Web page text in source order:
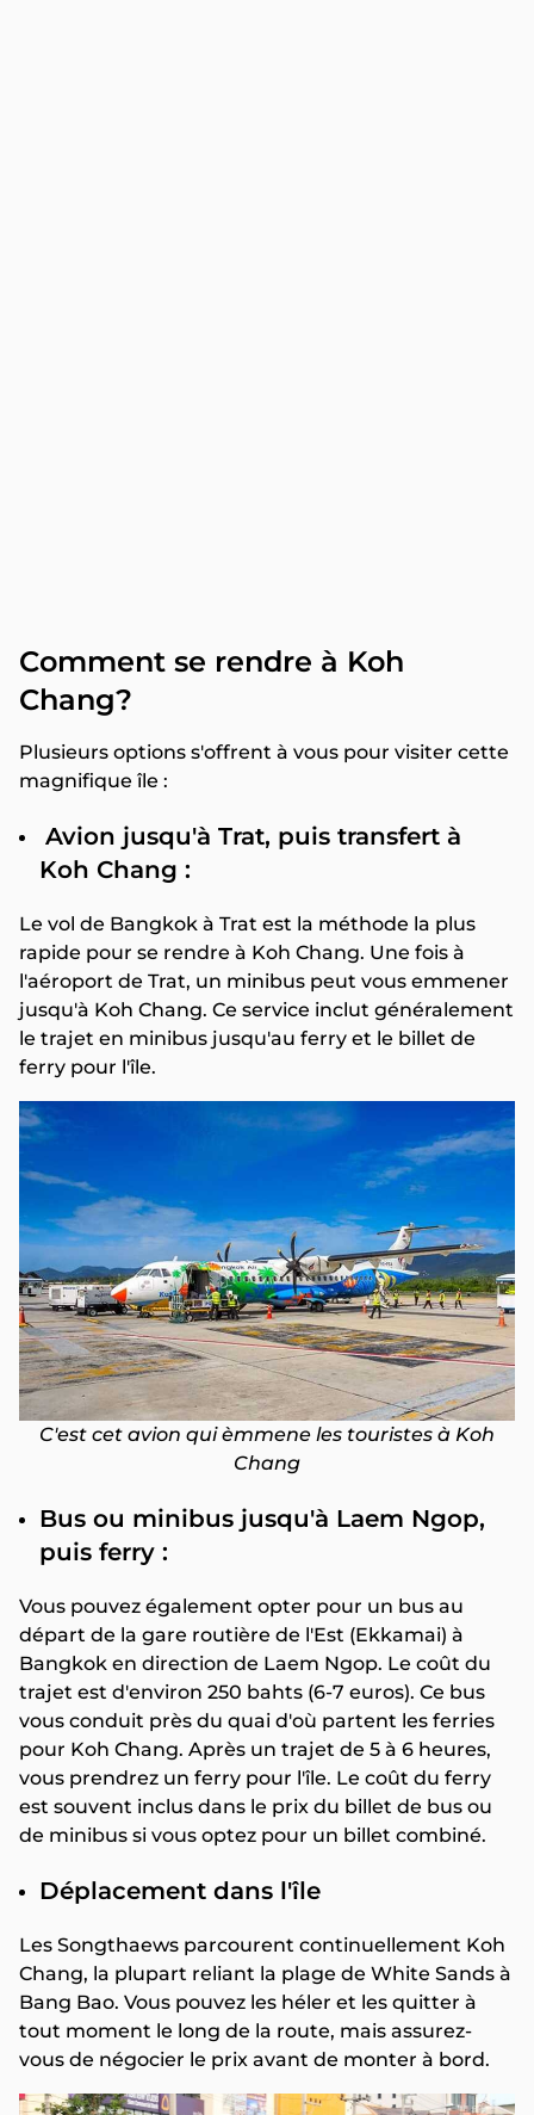
Comment se rendre à Koh
Chang?
Plusieurs options s'offrent à vous pour visiter cette
magnifique île :
Avion jusqu'à Trat, puis transfert à
Koh Chang :
Le vol de Bangkok à Trat est la méthode la plus
rapide pour se rendre à Koh Chang. Une fois à
l'aéroport de Trat, un minibus peut vous emmener
jusqu'à Koh Chang. Ce service inclut généralement
le trajet en minibus jusqu'au ferry et le billet de
ferry pour l'île.
C'est cet avion qui èmmene les touristes à Koh
Chang
Bus ou minibus jusqu'à Laem Ngop,
puis ferry :
Vous pouvez également opter pour un bus au
départ de la gare routière de l'Est (Ekkamai) à
Bangkok en direction de Laem Ngop. Le coût du
trajet est d'environ 250 bahts (6-7 euros). Ce bus
vous conduit près du quai d'où partent les ferries
pour Koh Chang. Après un trajet de 5 à 6 heures,
vous prendrez un ferry pour l'île. Le coût du ferry
est souvent inclus dans le prix du billet de bus ou
de minibus si vous optez pour un billet combiné.
Déplacement dans l'île
Les Songthaews parcourent continuellement Koh
Chang, la plupart reliant la plage de White Sands à
Bang Bao. Vous pouvez les héler et les quitter à
tout moment le long de la route, mais assurez-
vous de négocier le prix avant de monter à bord.